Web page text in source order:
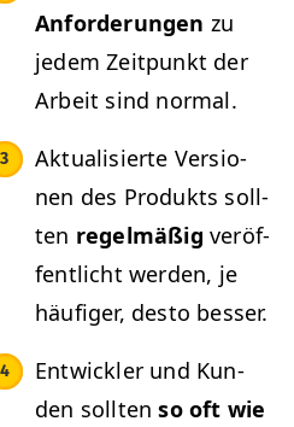
Anforderun­gen zu
jedem Zeit­punkt der
Arbeit sind normal.
Aktu­al­isierte Ver­sio­
nen des Pro­duk­ts soll­
ten regelmäßig veröf­
fentlicht wer­den, je
häu­figer, desto besser.
Entwick­ler und Kun­
den soll­tenso oft wie